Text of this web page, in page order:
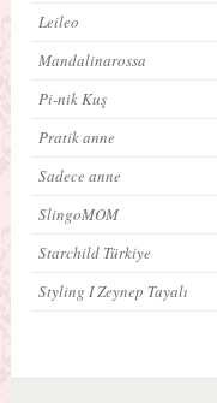
Leileo
Mandalinarossa
Pi-nik Kuş
Pratik anne
Sadece anne
SlingoMOM
Starchild Türkiye
Styling I Zeynep Tayalı